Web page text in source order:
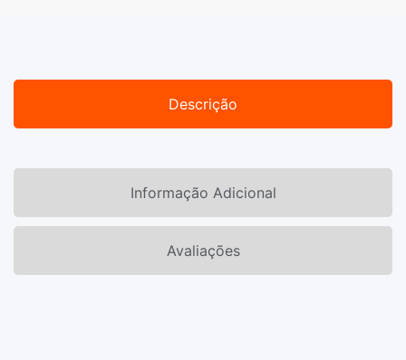
Descrição
Informação Adicional
Avaliações